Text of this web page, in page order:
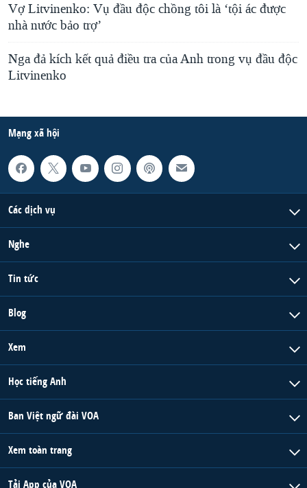
Vợ Litvinenko: Vụ đầu độc chồng tôi là ‘tội ác được
nhà nước bảo trợ’
Nga đả kích kết quả điều tra của Anh trong vụ đầu độc
Litvinenko
Mạng xã hội
Các dịch vụ
Nghe
Tin tức
Blog
Xem
Học tiếng Anh
Ban Việt ngữ đài VOA
Xem toàn trang
Tải App của VOA